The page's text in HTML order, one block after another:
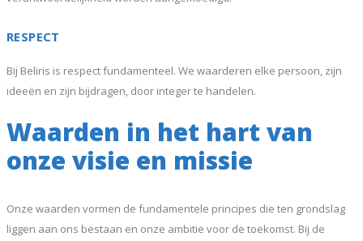
RESPECT
Bij Beliris is respect fundamenteel. We waarderen elke persoon, zijn
ideeën en zijn bijdragen, door integer te handelen.
Waarden in het hart van
onze visie en missie
Onze waarden vormen de fundamentele principes die ten grondslag
liggen aan ons bestaan en onze ambitie voor de toekomst. Bij de